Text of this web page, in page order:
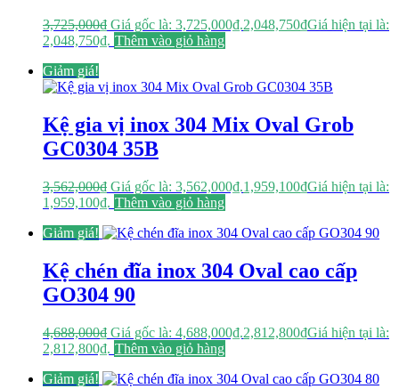
3,725,000₫ Giá gốc là: 3,725,000₫.2,048,750₫Giá hiện tại là:
2,048,750₫. Thêm vào giỏ hàng
Giảm giá!
Kệ gia vị inox 304 Mix Oval Grob
GC0304 35B
3,562,000₫ Giá gốc là: 3,562,000₫.1,959,100₫Giá hiện tại là:
1,959,100₫. Thêm vào giỏ hàng
Giảm giá!
Kệ chén đĩa inox 304 Oval cao cấp
GO304 90
4,688,000₫ Giá gốc là: 4,688,000₫.2,812,800₫Giá hiện tại là:
2,812,800₫. Thêm vào giỏ hàng
Giảm giá!